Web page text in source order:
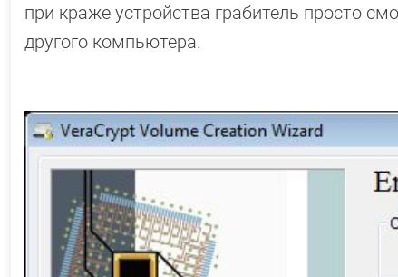
при краже устройства грабитель просто
другого компьютера.